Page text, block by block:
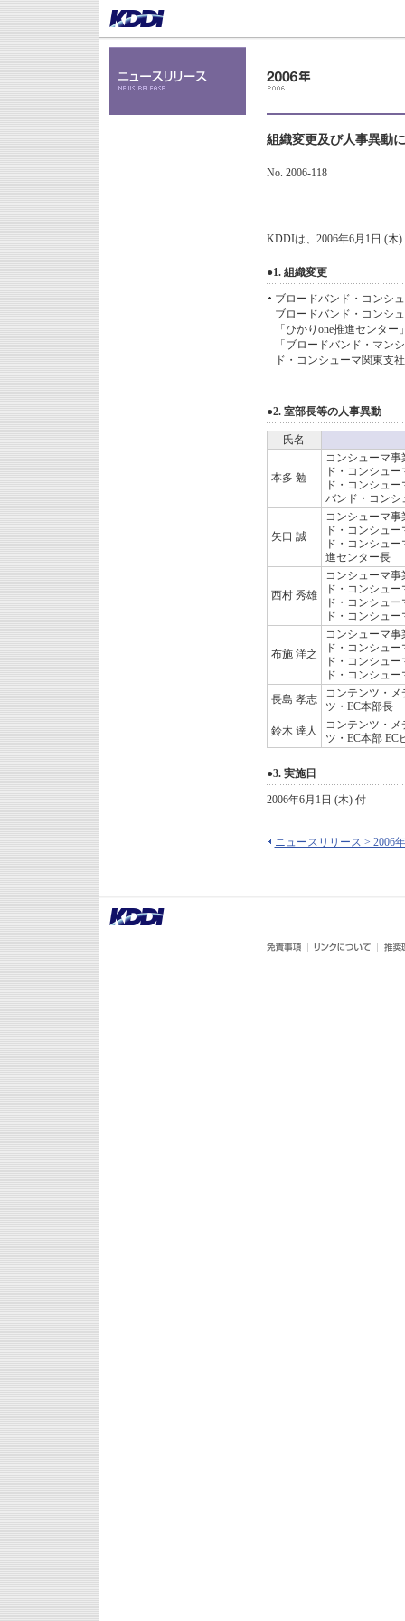
組織変更及び人事異動
No. 2006-118
KDDIは、2006年6月1日 (木
●1. 組織変更
ブロードバンド・コンシ
ブロードバンド・コンシ
「ひかりone推進センタ
「ブロードバンド・マン
ド・コンシューマ関東支
●2. 室部長等の人事異動
氏名
本多 勉
コンシューマ
ド・コンシュ
ド・コンシュ
バンド・コンシ
矢口 誠
コンシューマ
ド・コンシュ
ド・コンシュ
進センター長
西村 秀雄
コンシューマ
ド・コンシュ
ド・コンシュ
ド・コンシュ
布施 洋之
コンシューマ
ド・コンシュ
ド・コンシュ
ド・コンシュ
長島 孝志
コンテンツ・
ツ・EC本部長
鈴木 達人
コンテンツ・
ツ・EC本部 EC
●3. 実施日
2006年6月1日 (木) 付
ニュースリリース > 2006年